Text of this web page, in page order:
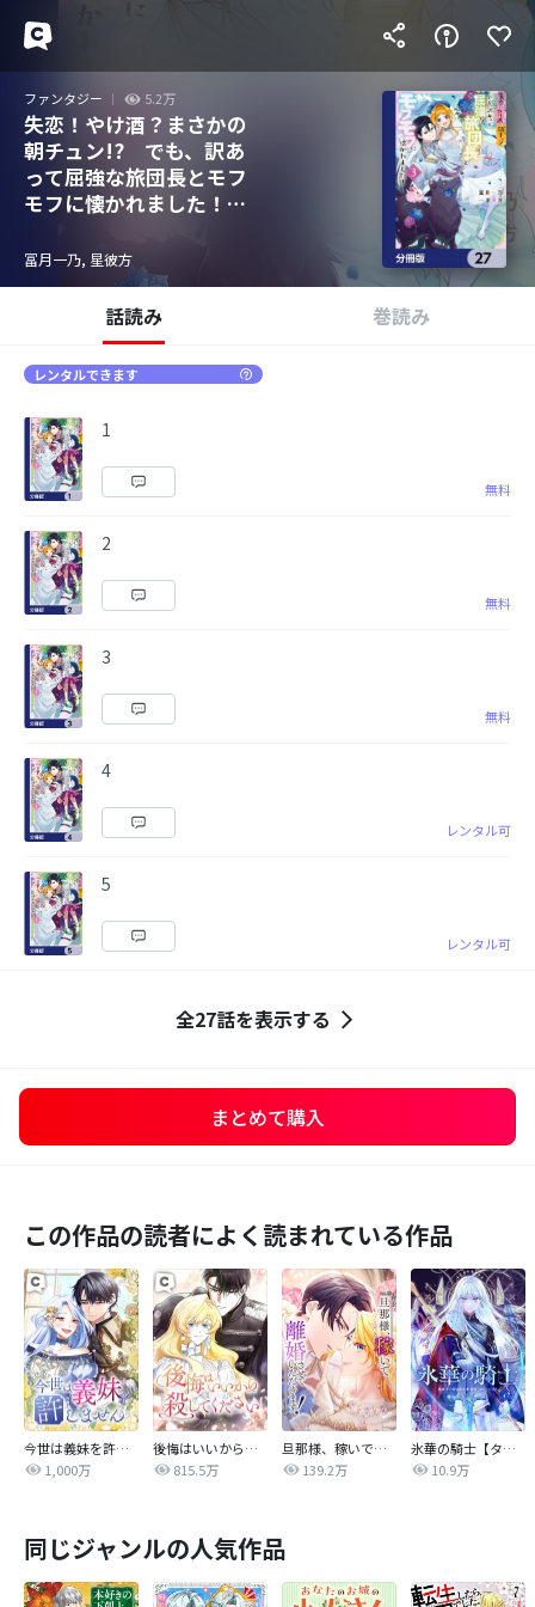
ファンタジー 5.2万
失恋！やけ酒？まさかの
朝チュン!? でも、訳あ
って屈強な旅団長とモフ
モフに懐かれました！
冨月一乃, 星彼方
話読み 巻読み
レンタルできます
1
無料
2
無料
3
無料
4
レンタル可
5
レンタル可
全27話を表示する
まとめて購入
この作品の読者によく読まれている作品
今世は義妹を許しません
1,000万
後悔はいいから殺してください
815.5万
旦那様、稼いで離婚させていただきます！
139.2万
氷華の騎士【タテヨミ】
10.9万
同じジャンルの人気作品